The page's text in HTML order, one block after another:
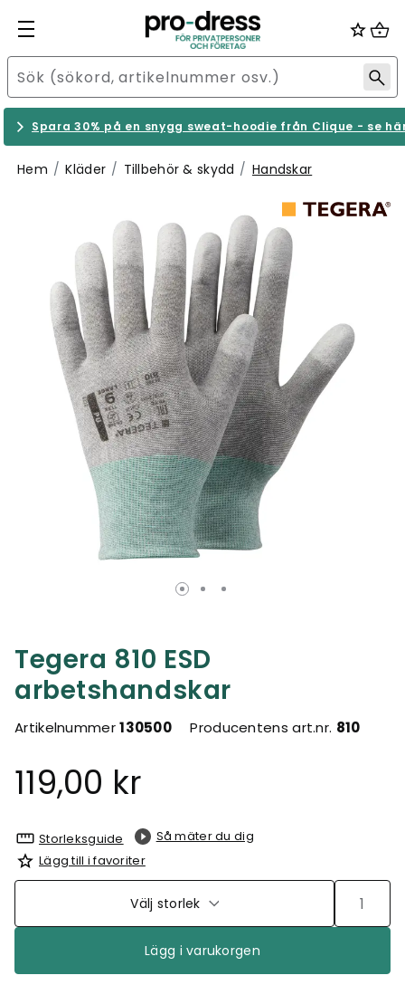
Spara 30% på en snygg sweat-hoodie från Clique - se
Hem Kläder Tillbehör & skydd Handskar
Tegera 810 ESD
arbetshandskar
Artikelnummer130500 Producentens art.nr. 810
119,00 kr
Storleksguide
Så mäter du dig
Lägg till i favoriter
Välj storlek
Lägg i varukorgen